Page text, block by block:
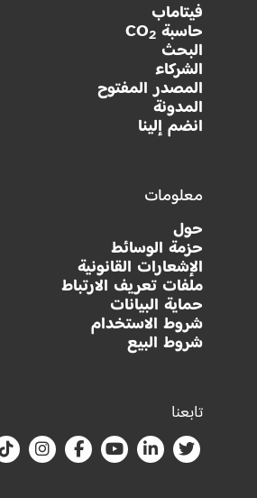
فيتاماب
حاسبة CO 2
البحث
الشركاء
المصدر المفتوح
المدونة
انضم إلينا
معلومات
حول
حزمة الوسائط
الإشعارات القانونية
ملفات تعريف الارتباط
حماية البيانات
شروط الاستخدام
شروط البيع
تابعنا